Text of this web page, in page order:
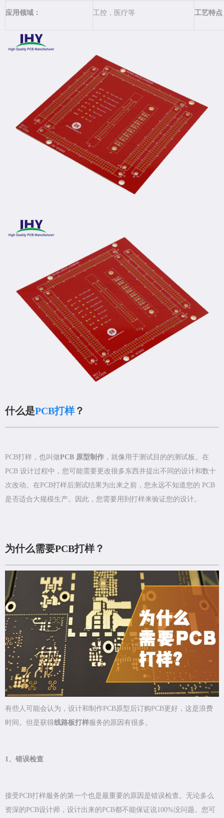
应用领域： 工控，医疗等 工艺特点
什么是PCB打样？
PCB打样，也叫做PCB 原型制作 ，就像用于测试目的的测试板。在
PCB 设计过程中，您可能需要更改很多东西并提出不同的设计和数十
次改动。在PCB打样后测试结果为出来之前，您永远不知道您的 PCB
是否适合大规模生产。因此，您需要用到打样来验证您的设计。
为什么需要PCB打样？
有些人可能会认为，设计和制作PCB原型后订购PCB更好，这是浪费
时间。但是获得线路板打样服务的原因有很多。
1、错误检查
接受PCB打样服务的第一个也是最重要的原因是错误检查。无论多么
资深的PCB设计师，设计出来的PCB都不能保证说100%没问题。您可